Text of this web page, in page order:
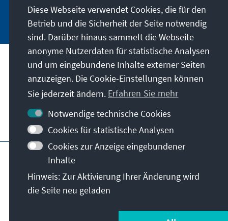
Jetzt abonnieren
Unser Auftrag
Kontakt
Weitere Angebote der Stiftung
Impressum
Datenschutz
Nutzungsbedingungen
Erklärung zur Barrierefreiheit
Barriere melden
Sitemap
© Konrad-Adenauer-Stiftung e.V. 2026
Diese Webseite verwendet Cookies, die für den
Betrieb und die Sicherheit der Seite notwendig
sind. Darüber hinaus sammelt die Webseite
anonyme Nutzerdaten für statistische Analysen
und um eingebundene Inhalte externer Seiten
anzuzeigen. Die Cookie-Einstellungen können
Sie jederzeit ändern. Erfahren Sie mehr
Notwendige technische Cookies
Cookies für statistische Analysen
Cookies zur Anzeige eingebundener
Inhalte
Hinweis: Zur Aktivierung Ihrer Änderung wird
die Seite neu geladen